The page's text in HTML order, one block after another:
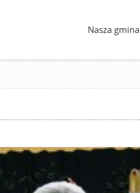
Nasza gmina